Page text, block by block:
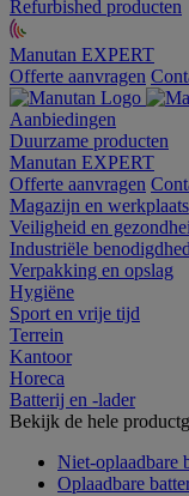
Refurbished producten
Manutan EXPERT
Offerte aanvragen
Aanbiedingen
Duurzame producten
Manutan EXPERT
Offerte aanvragen
Magazijn en werkplaats
Veiligheid en
Industriële
Verpakking en opslag
Hygiëne
Sport en vrije tijd
Terrein
Kantoor
Horeca
Batterij en -lader
Bekijk de hele
Niet-oplaadbare
Oplaadbare